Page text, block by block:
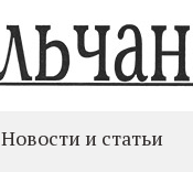
Новости и статьи